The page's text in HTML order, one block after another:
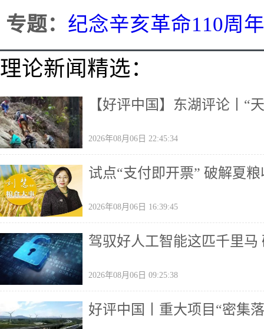
专题： 纪念辛亥革命110周年
理论新闻精选：
【好评中国】东湖评论丨“
2026年08月06日 22:45:34
试点“支付即开票” 破解夏
2026年08月06日 16:39:45
驾驭好人工智能这匹千里
2026年08月06日 09:25:38
好评中国丨重大项目“密集